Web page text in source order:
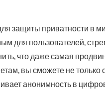
защиты приватности в
для пользователей,
что даже самая
вы сможете не только
анонимность в